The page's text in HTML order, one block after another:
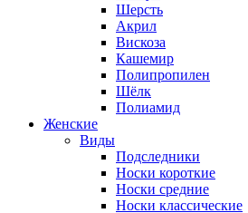
Шерсть
Акрил
Вискоза
Кашемир
Полипропилен
Шёлк
Полиамид
Женские
Виды
Подследники
Носки короткие
Носки средние
Носки классические